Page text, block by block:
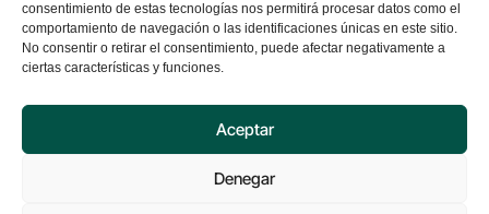
consentimiento de estas tecnologías nos permitirá procesar datos como el
comportamiento de navegación o las identificaciones únicas en este sitio.
No consentir o retirar el consentimiento, puede afectar negativamente a
ciertas características y funciones.
Aceptar
Denegar
Ver todas las oficinas →
© 2026 Excelia. Todos los derechos reservados.